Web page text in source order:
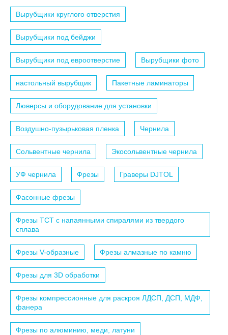
Вырубщики круглого отверстия
Вырубщики под бейджи
Вырубщики под евроотверстие Вырубщики фото
настольный вырубщик Пакетные ламинаторы
Люверсы и оборудование для установки
Воздушно-пузырьковая пленка Чернила
Сольвентные чернила Экосольвентные чернила
УФ чернила Фрезы Граверы DJTOL
Фасонные фрезы
Фрезы TCT с напаянными спиралями из твердого
сплава
Фрезы V-образные Фрезы алмазные по камню
Фрезы для 3D обработки
Фрезы компрессионные для раскроя ЛДСП, ДСП, МДФ,
фанера
Фрезы по алюминию, меди, латуни